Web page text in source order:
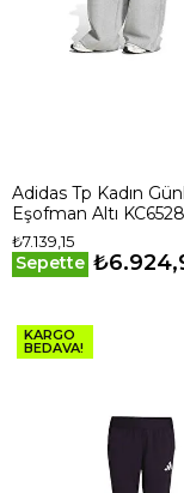
Adidas Tp Kadın
Eşofman Altı
₺7.139,15
Sepette
KARGO
BEDAVA!